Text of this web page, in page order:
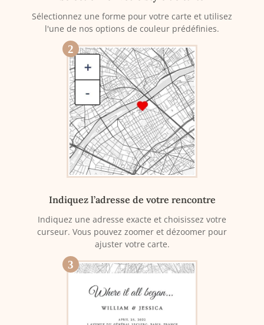
Sélectionnez une forme pour votre carte et utilisez
l'une de nos options de couleur prédéfinies.
2
Indiquez l’adresse de votre rencontre
Indiquez une adresse exacte et choisissez votre
curseur. Vous pouvez zoomer et dézoomer pour
ajuster votre carte.
3